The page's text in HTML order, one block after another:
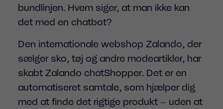
bundlinjen. Hvem siger, at man ikke kan
det med en chatbot?
Den internationale webshop Zalando, der
sælger sko, tøj og andre modeartikler, har
skabt Zalando chatShopper. Det er en
automatiseret samtale, som hjælper dig
med at finde det rigtige produkt – uden at